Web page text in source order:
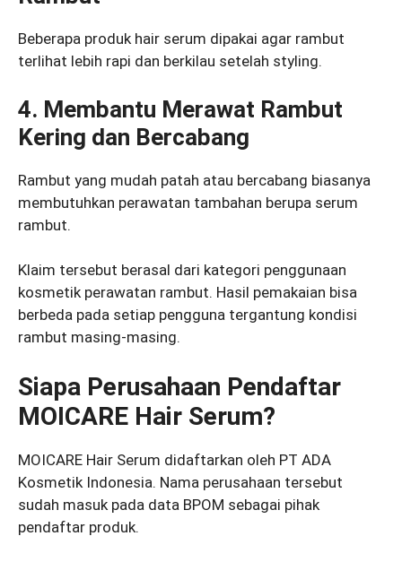
Beberapa produk hair serum dipakai agar rambut
terlihat lebih rapi dan berkilau setelah styling.
4. Membantu Merawat Rambut
Kering dan Bercabang
Rambut yang mudah patah atau bercabang biasanya
membutuhkan perawatan tambahan berupa serum
rambut.
Klaim tersebut berasal dari kategori penggunaan
kosmetik perawatan rambut. Hasil pemakaian bisa
berbeda pada setiap pengguna tergantung kondisi
rambut masing-masing.
Siapa Perusahaan Pendaftar
MOICARE Hair Serum?
MOICARE Hair Serum didaftarkan oleh PT ADA
Kosmetik Indonesia. Nama perusahaan tersebut
sudah masuk pada data BPOM sebagai pihak
pendaftar produk.